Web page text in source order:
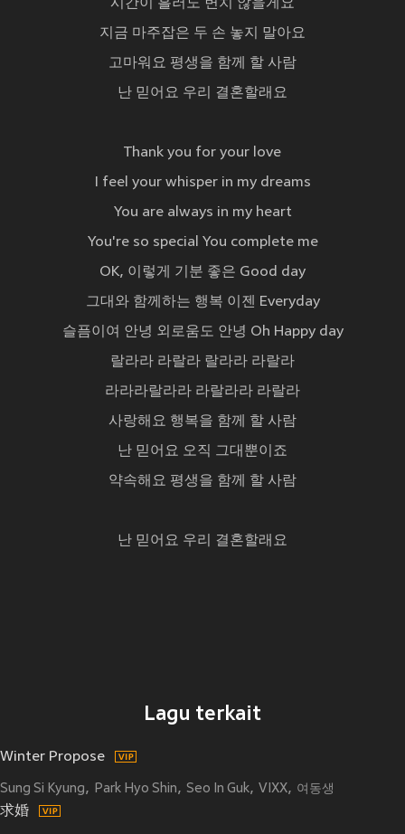
시간이 흘러도 변치 않을게요
지금 마주잡은 두 손 놓지 말아요
고마워요 평생을 함께 할 사람
난 믿어요 우리 결혼할래요
Thank you for your love
I feel your whisper in my dreams
You are always in my heart
You're so special You complete me
OK, 이렇게 기분 좋은 Good day
그대와 함께하는 행복 이젠 Everyday
슬픔이여 안녕 외로움도 안녕 Oh Happy day
랄라라 라랄라 랄라라 라랄라
라라라랄라라 라랄라라 라랄라
사랑해요 행복을 함께 할 사람
난 믿어요 오직 그대뿐이죠
약속해요 평생을 함께 할 사람
난 믿어요 우리 결혼할래요
Lagu terkait
Winter Propose
Sung Si Kyung Park Hyo Shin Seo In Guk VIXX 여동생
求婚